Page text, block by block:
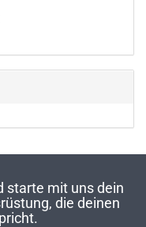
starte mit uns dein
die deinen